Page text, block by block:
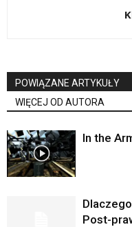
POWIĄZANE ARTYKUŁY
WIĘCEJ OD AUTORA
In the
Post-